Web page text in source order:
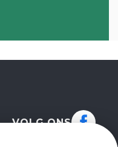
VOLG ONS